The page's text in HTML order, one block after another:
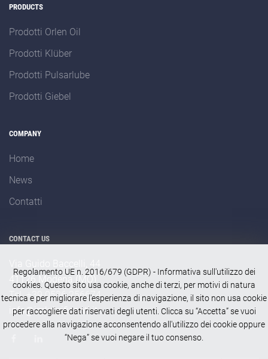
PRODUCTS
Prodotti Orlen Oil
Prodotti Klüber
Prodotti Pulsarlube
Prodotti Giebel
COMPANY
Home
News
Contatti
CONTACT US
41126 Modena (MO)
Tel. +39 0536 256674
info@imlubrificanti.it
Regolamento UE n. 2016/679 (GDPR) - Informativa sull'utilizzo dei
cookies. Questo sito usa cookie, anche di terzi, per motivi di natura
tecnica e per migliorare l'esperienza di navigazione, il sito non usa cookie
per raccogliere dati riservati degli utenti. Clicca su “Accetta” se vuoi
procedere alla navigazione acconsentendo all'utilizzo dei cookie oppure
“Nega” se vuoi negare il tuo consenso.